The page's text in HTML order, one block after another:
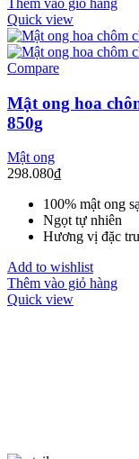
Quick view
Compare
Mật ong hoa
850g
Mật ong
298.080₫
100% mật ong
Ngọt tự nhiên
Hương vị đặc
Add to wishlist
Thêm vào giỏ hàng
Quick view